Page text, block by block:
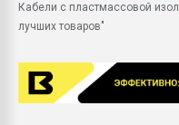
Кабели с пластмассовой
лучших товаров"